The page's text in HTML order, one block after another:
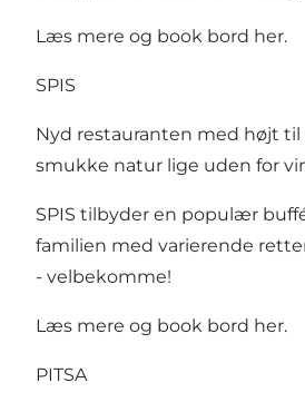
Læs mere og book bord her.
SPIS
Nyd restauranten med højt
smukke natur lige uden for
SPIS tilbyder en populær
familien med varierende
- velbekomme!
Læs mere og book bord her.
PITSA